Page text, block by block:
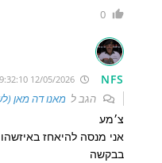
0
NFS
הגב למאנו דה מאן
צ׳מע
אני מנסה להיאחז באיזשהו
בבקשה